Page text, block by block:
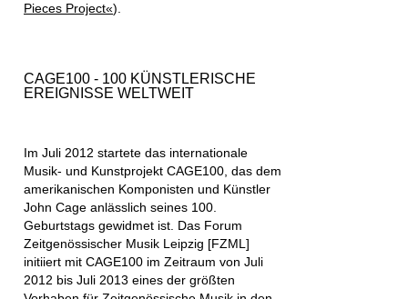
Pieces Project«).
CAGE100 - 100 KÜNSTLERISCHE
EREIGNISSE WELTWEIT
Im Juli 2012 startete das internationale
Musik- und Kunstprojekt CAGE100 , das dem
amerikanischen Komponisten und Künstler
John Cage anlässlich seines 100.
Geburtstags gewidmet ist. Das Forum
Zeitgenössischer Musik Leipzig [FZML]
initiiert mit CAGE100 im Zeitraum von Juli
2012 bis Juli 2013 eines der größten